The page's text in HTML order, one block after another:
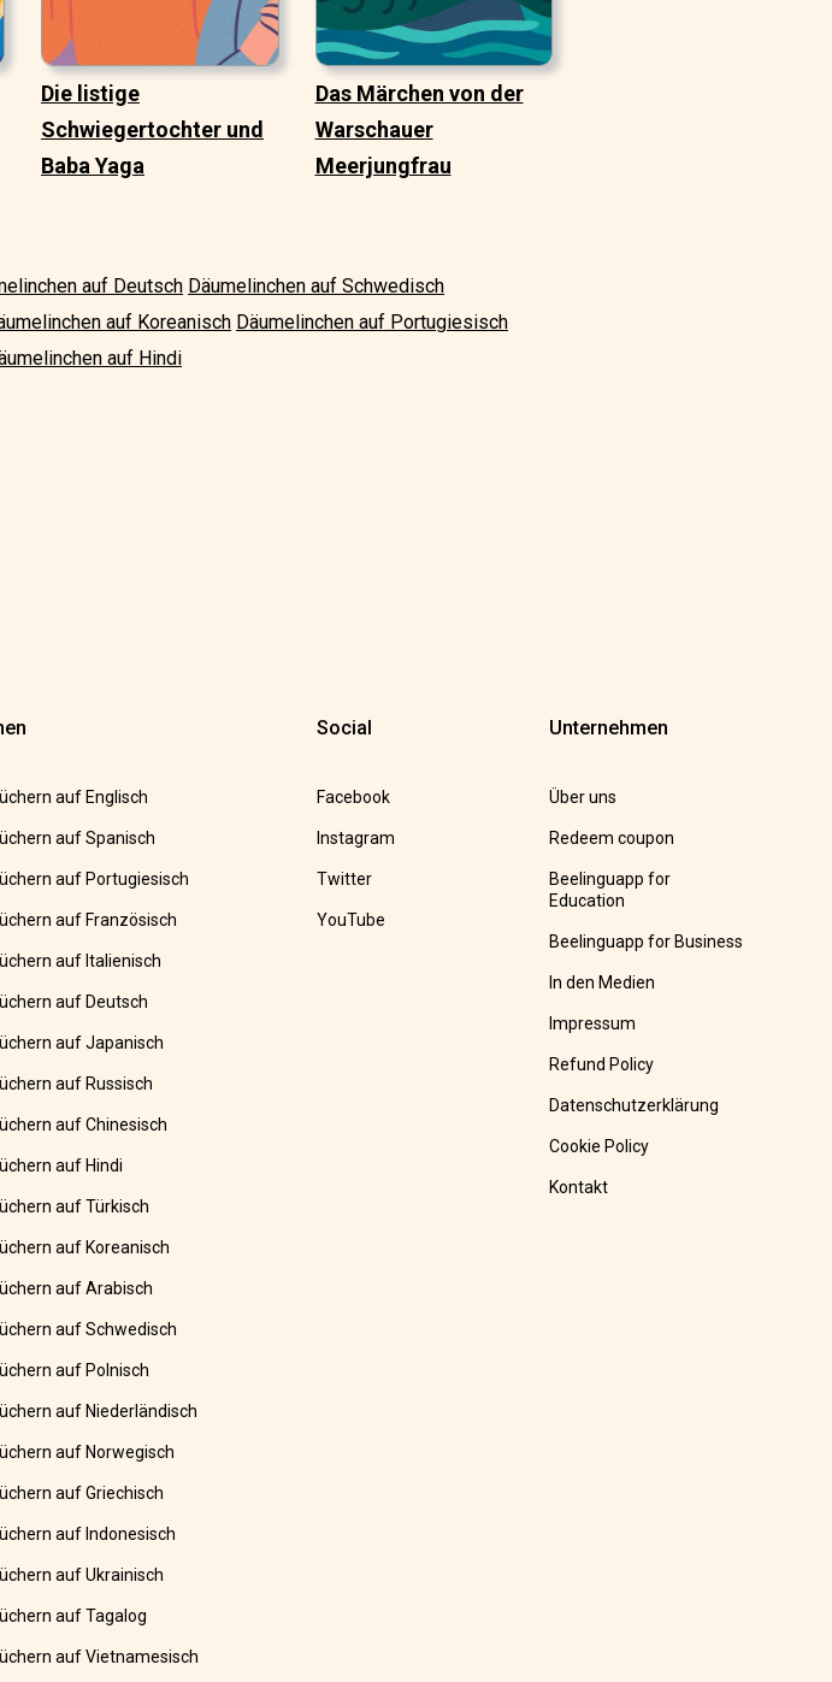
Die listige
Schwiegertochter und
Baba Yaga
Das Märchen von der
Warschauer
Meerjungfrau
auf Deutsch Däumelinchen auf Schwedisch
auf Koreanisch Däumelinchen auf Portugiesisch
auf Hindi
auf Englisch
auf Spanisch
auf Portugiesisch
auf Französisch
auf Italienisch
auf Deutsch
auf Japanisch
auf Russisch
auf Chinesisch
auf Hindi
auf Türkisch
auf Koreanisch
auf Arabisch
auf Schwedisch
auf Polnisch
auf Niederländisch
auf Norwegisch
auf Griechisch
auf Indonesisch
auf Ukrainisch
auf Tagalog
auf Vietnamesisch
Social
Facebook
Instagram
Twitter
YouTube
Unternehmen
Über uns
Redeem coupon
Beelinguapp for
Education
Beelinguapp for Business
In den Medien
Impressum
Refund Policy
Datenschutzerklärung
Cookie Policy
Kontakt